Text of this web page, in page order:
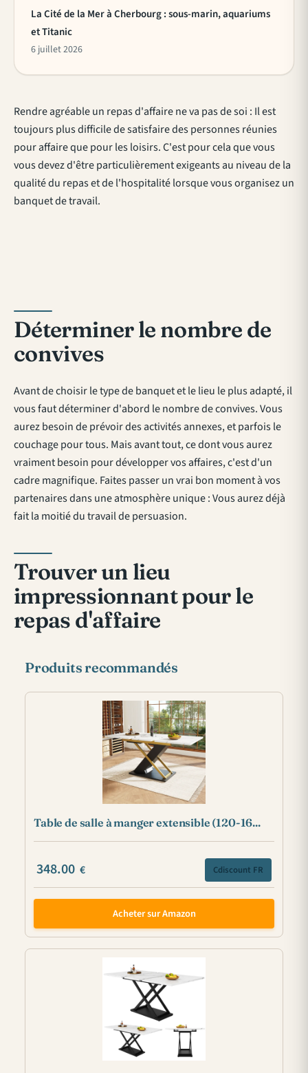
Rendre agréable un repas d'affaire ne va pas de soi : Il est
toujours plus difficile de satisfaire des personnes réunies
pour affaire que pour les loisirs. C'est pour cela que vous
vous devez d'être particulièrement exigeants au niveau de la
qualité du repas et de l'hospitalité lorsque vous organisez un
banquet de travail.
Déterminer le nombre de
convives
Avant de choisir le type de banquet et le lieu le plus adapté, il
vous faut déterminer d'abord le nombre de convives. Vous
aurez besoin de prévoir des activités annexes, et parfois le
couchage pour tous. Mais avant tout, ce dont vous aurez
vraiment besoin pour développer vos affaires, c'est d'un
cadre magnifique. Faites passer un vrai bon moment à vos
partenaires dans une atmosphère unique : Vous aurez déjà
fait la moitié du travail de persuasion.
Trouver un lieu
impressionnant pour le
repas d'affaire
Produits recommandés
Table de salle à manger extensible (120-16...
348.00 € Cdiscount FR
Acheter sur Amazon
La Cité de la Mer à Cherbourg : sous-marin, aquariums
et Titanic
6 juillet 2026